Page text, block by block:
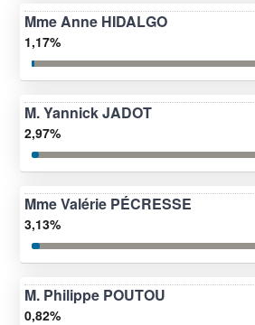
Mme Anne HIDALGO
1,17%
M. Yannick JADOT
2,97%
Mme Valérie PÉCRESSE
3,13%
M. Philippe POUTOU
0,82%